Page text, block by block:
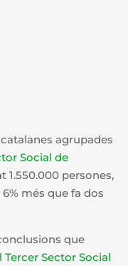
agrupades
Social de
1.550.000 persones,
6% més que fa dos
que
Sector Social